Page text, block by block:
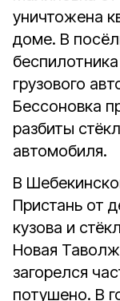
уничтожена
доме. В
грузового
Бессоновка
разбиты
автомобиля.
В
Пристань от
кузова и
Новая
загорелся
потушено. В